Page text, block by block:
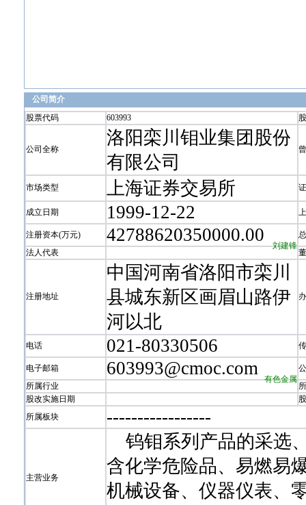
公司简介
股票代码
603993
公司全称
洛阳栾川钼业集团股份
有限公司
市场类型 上海证券交易所
成立日期 1999-12-22
注册资本(万元) 42788620350000.00
法人代表
刘建锋
注册地址
中国河南省洛阳市栾川
县城东新区画眉山路伊
河以北
电话 021-80330506
电子邮箱 603993@cmoc.com
所属行业
有色金属
股改实施日期
所属板块
-----------------
主营业务
钨钼系列产品的采选
含化学危险品、易燃易
机械设备、仪器仪表、